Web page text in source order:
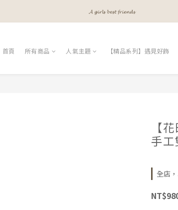
𝓐 𝓰𝓲𝓻𝓵𝓼 𝓫𝓮𝓼𝓽 𝓯𝓻𝓲𝓮𝓷𝓭𝓼
𝓐 𝓰𝓲𝓻𝓵𝓼 𝓫𝓮𝓼𝓽 𝓯𝓻𝓲𝓮𝓷𝓭𝓼
𝓐 𝓰𝓲𝓻𝓵𝓼 𝓫𝓮𝓼𝓽 𝓯𝓻𝓲𝓮𝓷𝓭𝓼
首頁 所有商品 人氣主題 【精品系列】遇見好飾
【
手
全店